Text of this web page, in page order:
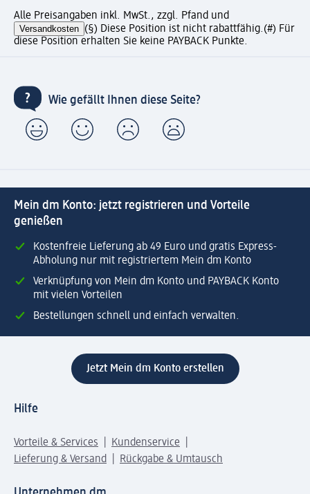
Alle Preisangaben inkl. MwSt., zzgl. Pfand und
Versandkosten (§) Diese Position ist nicht rabattfähig.(#) Für
diese Position erhalten Sie keine PAYBACK Punkte.
Wie gefällt Ihnen diese Seite?
Mein dm Konto: jetzt registrieren und Vorteile
genießen
Kostenfreie Lieferung ab 49 Euro und gratis Express-
Abholung nur mit registriertem Mein dm Konto
Verknüpfung von Mein dm Konto und PAYBACK Konto
mit vielen Vorteilen
Bestellungen schnell und einfach verwalten.
Jetzt Mein dm Konto erstellen
Hilfe
Vorteile & Services
Kundenservice
Lieferung & Versand
Rückgabe & Umtausch